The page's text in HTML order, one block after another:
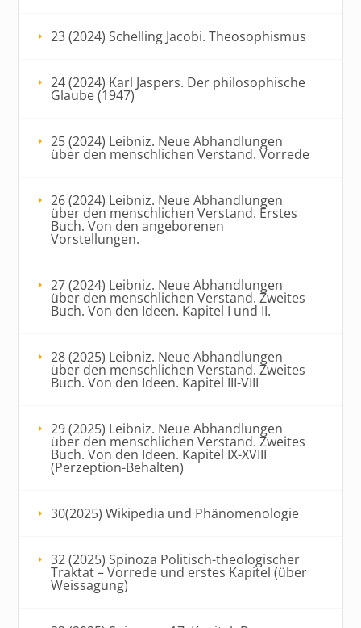
23 (2024) Schelling Jacobi. Theosophismus
24 (2024) Karl Jaspers. Der philosophische
Glaube (1947)
25 (2024) Leibniz. Neue Abhandlungen
über den menschlichen Verstand. Vorrede
26 (2024) Leibniz. Neue Abhandlungen
über den menschlichen Verstand. Erstes
Buch. Von den angeborenen
Vorstellungen.
27 (2024) Leibniz. Neue Abhandlungen
über den menschlichen Verstand. Zweites
Buch. Von den Ideen. Kapitel I und II.
28 (2025) Leibniz. Neue Abhandlungen
über den menschlichen Verstand. Zweites
Buch. Von den Ideen. Kapitel III-VIII
29 (2025) Leibniz. Neue Abhandlungen
über den menschlichen Verstand. Zweites
Buch. Von den Ideen. Kapitel IX-XVIII
(Perzeption-Behalten)
30(2025) Wikipedia und Phänomenologie
32 (2025) Spinoza Politisch-theologischer
Traktat – Vorrede und erstes Kapitel (über
Weissagung)